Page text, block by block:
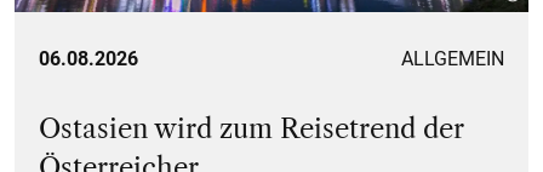
06.08.2026 ALLGEMEIN
Ostasien wird zum Reisetrend der